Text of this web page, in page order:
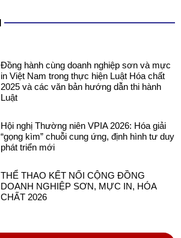
Đồng hành cùng doanh nghiệp sơn và mực
in Việt Nam trong thực hiện Luật Hóa chất
2025 và các văn bản hướng dẫn thi hành
Luật
Hội nghị Thường niên VPIA 2026: Hóa giải
“gọng kìm” chuỗi cung ứng, định hình tư duy
phát triển mới
THỂ THAO KẾT NỐI CỘNG ĐỒNG
DOANH NGHIỆP SƠN, MỰC IN, HÓA
CHẤT 2026